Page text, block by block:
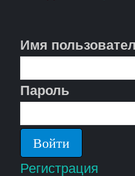
Имя
Пароль
Регистрация